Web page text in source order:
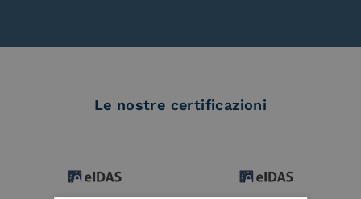
Le nostre certificazioni